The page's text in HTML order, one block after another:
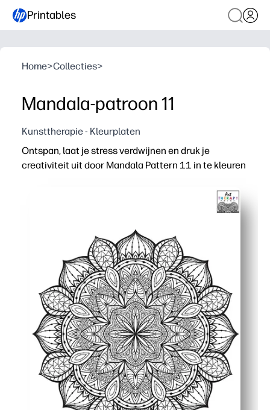
Printables
Home>Collecties>
Mandala-patroon 11
Kunsttherapie - Kleurplaten
Ontspan, laat je stress verdwijnen en druk je
creativiteit uit door Mandala Pattern 11 in te kleuren
Print-and-Go: geen voorbereiding voor drukke ouders
Het ingewikkelde mandala-ontwerp verhoogt de
Zorgt voor fijne motoriek, kleurkeuze en
Geschikt voor klaslokalen, counselinghoeken,